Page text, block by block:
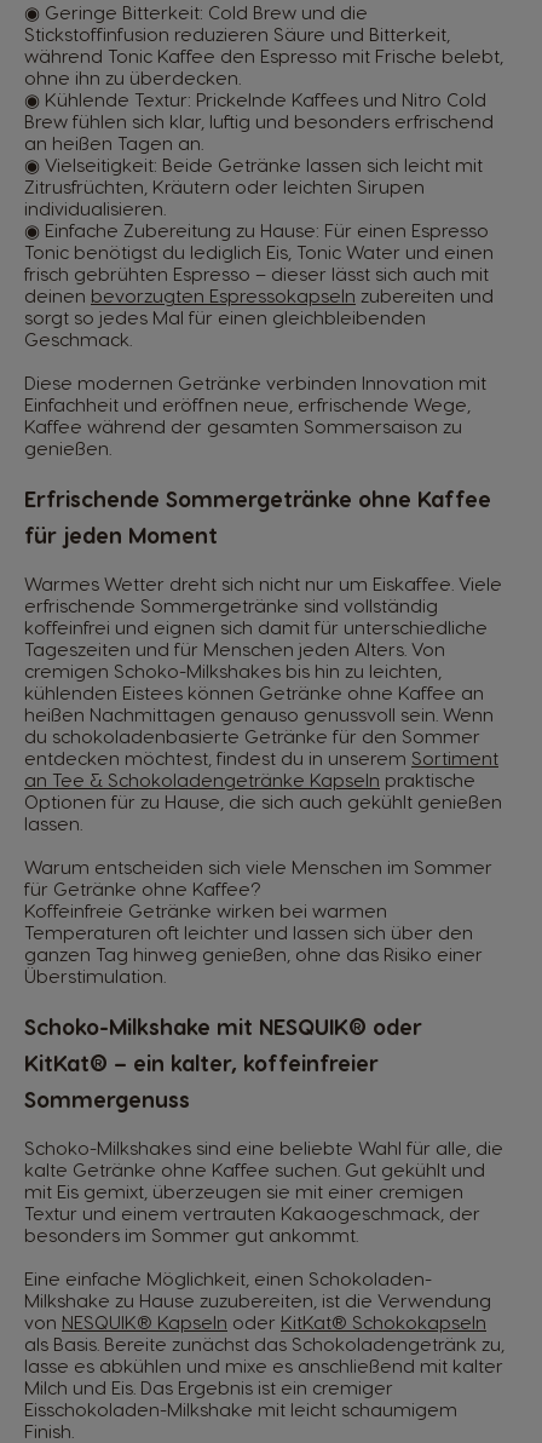
◉ Geringe Bitterkeit: Cold Brew und die
Stickstoffinfusion reduzieren Säure und Bitterkeit,
während Tonic Kaffee den Espresso mit Frische belebt,
ohne ihn zu überdecken.
◉ Kühlende Textur: Prickelnde Kaffees und Nitro Cold
Brew fühlen sich klar, luftig und besonders erfrischend
an heißen Tagen an.
◉ Vielseitigkeit: Beide Getränke lassen sich leicht mit
Zitrusfrüchten, Kräutern oder leichten Sirupen
individualisieren.
◉ Einfache Zubereitung zu Hause: Für einen Espresso
Tonic benötigst du lediglich Eis, Tonic Water und einen
frisch gebrühten Espresso – dieser lässt sich auch mit
deinen bevorzugten Espressokapseln zubereiten und
sorgt so jedes Mal für einen gleichbleibenden
Geschmack.
Diese modernen Getränke verbinden Innovation mit
Einfachheit und eröffnen neue, erfrischende Wege,
Kaffee während der gesamten Sommersaison zu
genießen.
Erfrischende Sommergetränke ohne Kaffee
für jeden Moment
Warmes Wetter dreht sich nicht nur um Eiskaffee. Viele
erfrischende Sommergetränke sind vollständig
koffeinfrei und eignen sich damit für unterschiedliche
Tageszeiten und für Menschen jeden Alters. Von
cremigen Schoko-Milkshakes bis hin zu leichten,
kühlenden Eistees können Getränke ohne Kaffee an
heißen Nachmittagen genauso genussvoll sein. Wenn
du schokoladenbasierte Getränke für den Sommer
entdecken möchtest, findest du in unserem Sortiment
an Tee & Schokoladengetränke Kapseln praktische
Optionen für zu Hause, die sich auch gekühlt genießen
lassen.
Warum entscheiden sich viele Menschen im Sommer
für Getränke ohne Kaffee?
Koffeinfreie Getränke wirken bei warmen
Temperaturen oft leichter und lassen sich über den
ganzen Tag hinweg genießen, ohne das Risiko einer
Überstimulation.
Schoko-Milkshake mit NESQUIK® oder
KitKat® – ein kalter, koffeinfreier
Sommergenuss
Schoko-Milkshakes sind eine beliebte Wahl für alle, die
kalte Getränke ohne Kaffee suchen. Gut gekühlt und
mit Eis gemixt, überzeugen sie mit einer cremigen
Textur und einem vertrauten Kakaogeschmack, der
besonders im Sommer gut ankommt.
Eine einfache Möglichkeit, einen Schokoladen-
Milkshake zu Hause zuzubereiten, ist die Verwendung
von NESQUIK® Kapseln oder KitKat® Schokokapseln
als Basis. Bereite zunächst das Schokoladengetränk zu,
lasse es abkühlen und mixe es anschließend mit kalter
Milch und Eis. Das Ergebnis ist ein cremiger
Eisschokoladen-Milkshake mit leicht schaumigem
Finish.